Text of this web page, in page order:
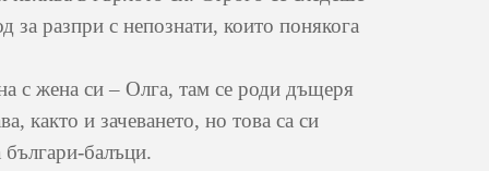
за разпри с непознати, които понякога
жена си – Олга, там се роди дъщеря
както и зачеването, но това са си
българи-балъци.